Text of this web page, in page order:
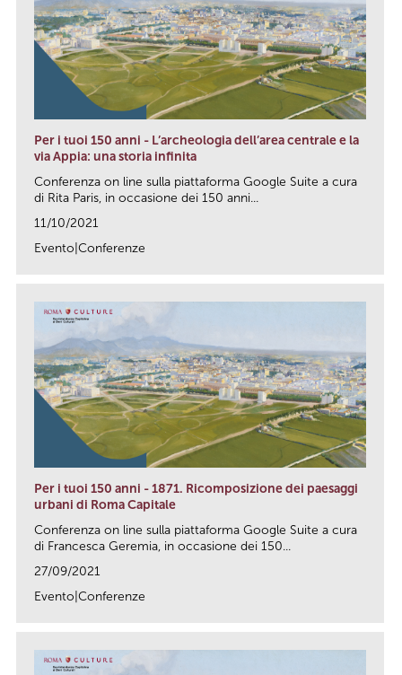
Per i tuoi 150 anni - L’archeologia dell’area centrale e la
via Appia: una storia infinita
Conferenza on line sulla piattaforma Google Suite a cura
di Rita Paris, in occasione dei 150 anni...
11/10/2021
Evento|Conferenze
Per i tuoi 150 anni - 1871. Ricomposizione dei paesaggi
urbani di Roma Capitale
Conferenza on line sulla piattaforma Google Suite a cura
di Francesca Geremia, in occasione dei 150...
27/09/2021
Evento|Conferenze